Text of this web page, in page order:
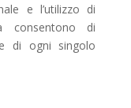
e l’utilizzo di
consentono di
di ogni singolo